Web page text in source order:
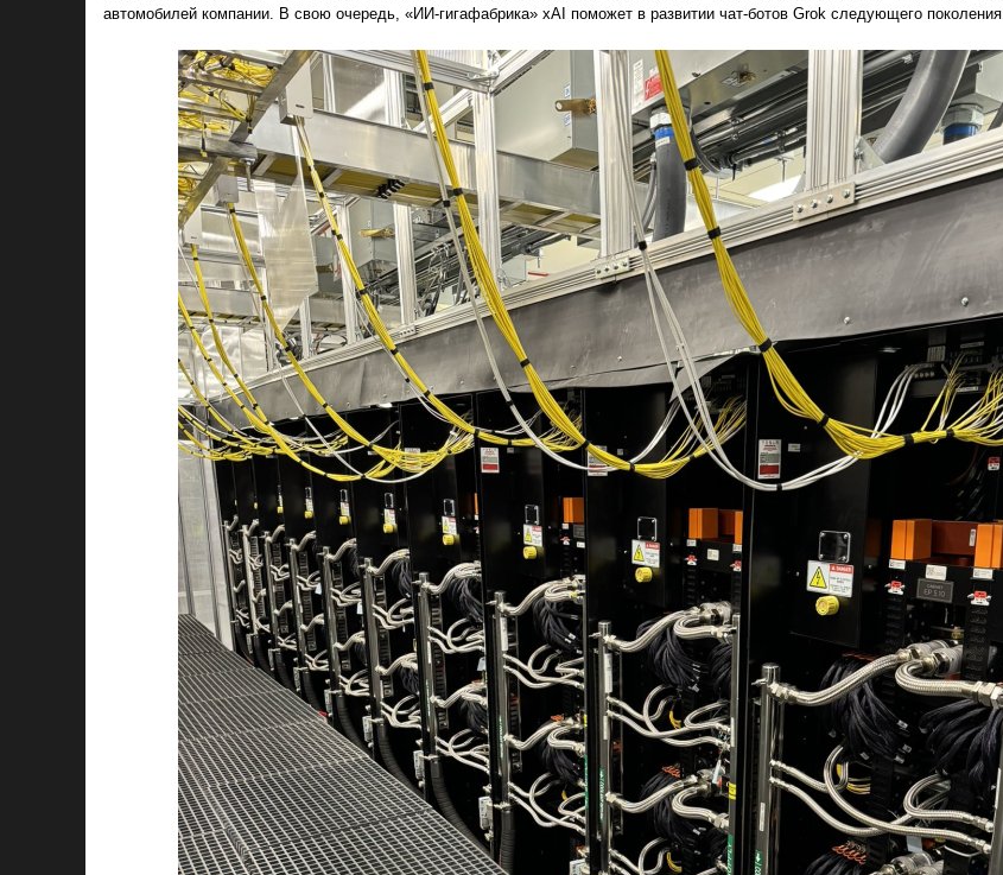
автомобилей компании. В свою очередь, «ИИ-гигафабрика» xAI поможет в развитии чат-ботов Grok следующего поколения.